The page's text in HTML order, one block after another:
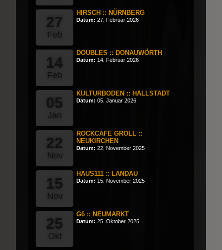
27
Feb
HIRSCH :: NÜRNBERG
Datum: 27. Februar 2026
14
Feb
DOUBLES :: DONAUWÖRTH
Datum: 14. Februar 2026
05
Jan
KULTURBODEN :: HALLSTADT
Datum: 05. Januar 2026
22
Nov
ROCKCAFE GROLL ::
NEUKIRCHEN
Datum: 22. November 2025
15
Nov
HAUS111 :: LANDAU
Datum: 15. November 2025
25
Okt
G6 :: NEUMARKT
Datum: 25. Oktober 2025